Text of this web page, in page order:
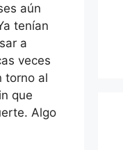
aún
tenían
a
veces
torno al
que
Algo